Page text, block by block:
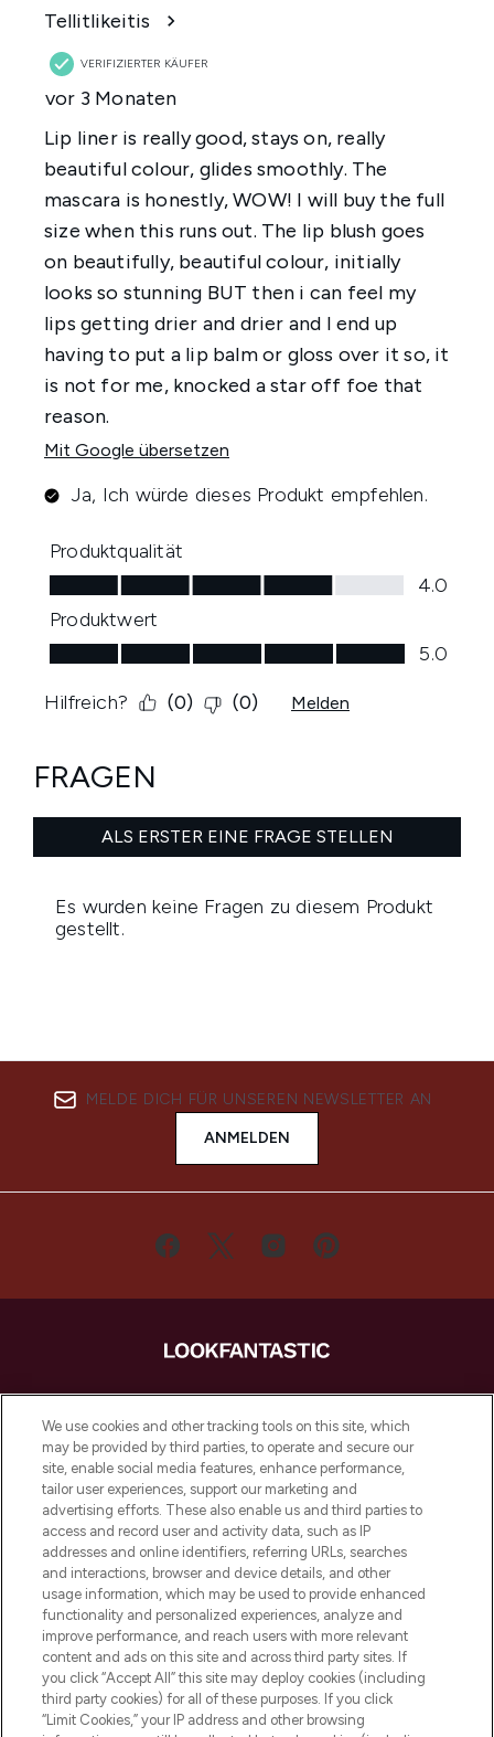
MELDE DICH FÜR UNSEREN NEWSLETTER AN
ANMELDEN
LOOKFANTASTIC ist Europas ultimativer
Beauty-Onlineshop mit den besten
Produkten aus Haut- und Haarpflege
sowie Make-Up von über 200
renommierten Marken. Shoppe online
oder über die App mit kostenloser
Lieferung ab einem Einkaufswert von 30€.
Cookie-Einwilligung
Do Not Sell or Share My Personal
Information
HILFE & INFORMATION
We use cookies and other tracking tools on this site, which
may be provided by third parties, to operate and secure our
site, enable social media features, enhance performance,
tailor user experiences, support our marketing and
advertising efforts. These also enable us and third parties to
access and record user and activity data, such as IP
addresses and online identifiers, referring URLs, searches
and interactions, browser and device details, and other
usage information, which may be used to provide enhanced
functionality and personalized experiences, analyze and
improve performance, and reach users with more relevant
content and ads on this site and across third party sites. If
you click “Accept All” this site may deploy cookies (including
third party cookies) for all of these purposes. If you click
“Limit Cookies,” your IP address and other browsing